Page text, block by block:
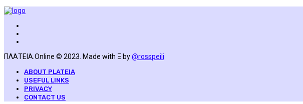
ΠΛΑΤΕΙΑ.Online © 2023. Made with Ξ by@rosspeili
ABOUT PLATEIA
USEFUL LINKS
PRIVACY
CONTACT US